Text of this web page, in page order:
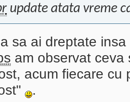
update atata vreme
sa ai dreptate
am observat ceva
acum fiecare cu
.